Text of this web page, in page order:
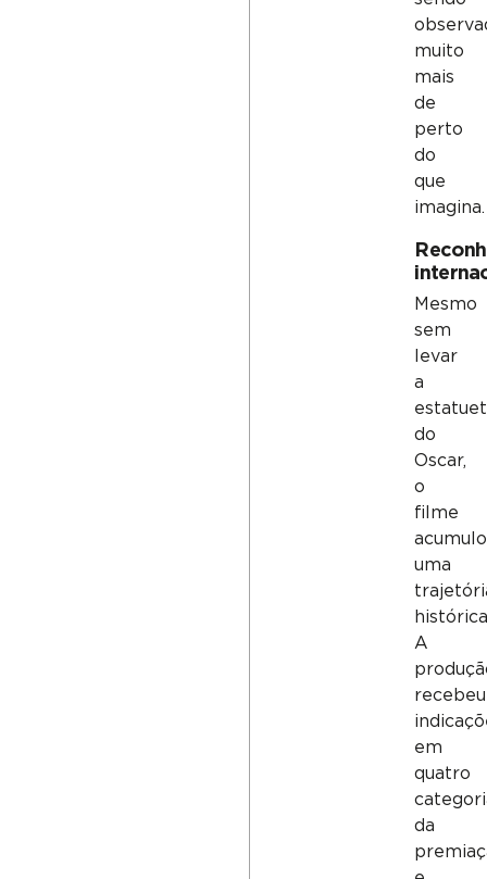
muito
mais
de
perto
do
que
imagina.
Mesmo
sem
levar
a
do
Oscar,
o
filme
uma
A
recebeu
em
quatro
da